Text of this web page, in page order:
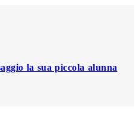
la sua piccola alunna